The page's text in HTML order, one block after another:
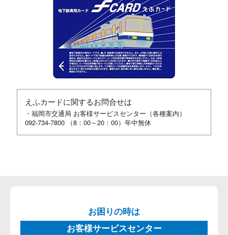
えふカードに関するお問合せは
・福岡市交通局 お客様サービスセンター（各種案内）
092-734-7800 （8：00～20：00）年中無休
お困りの時は
お客様サービスセンター